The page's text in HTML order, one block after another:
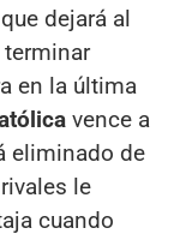
dejará al
en la última
vence a
eliminado de
le
cuando